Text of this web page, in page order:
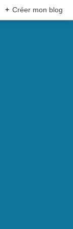
+ Créer mon blog